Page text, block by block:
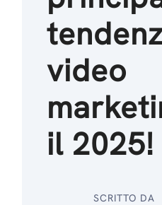
video
il 2025!
SCRITTO DA